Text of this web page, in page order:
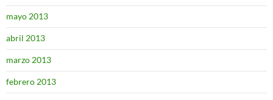
mayo 2013
abril 2013
marzo 2013
febrero 2013